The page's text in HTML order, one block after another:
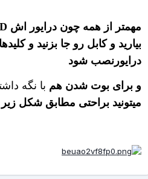
بیارید و کابل رو جا بزنید و
درایورنصب شود
و برای بوت شدن همبا نگه
میتونید براحتی مطابق شکل زیر